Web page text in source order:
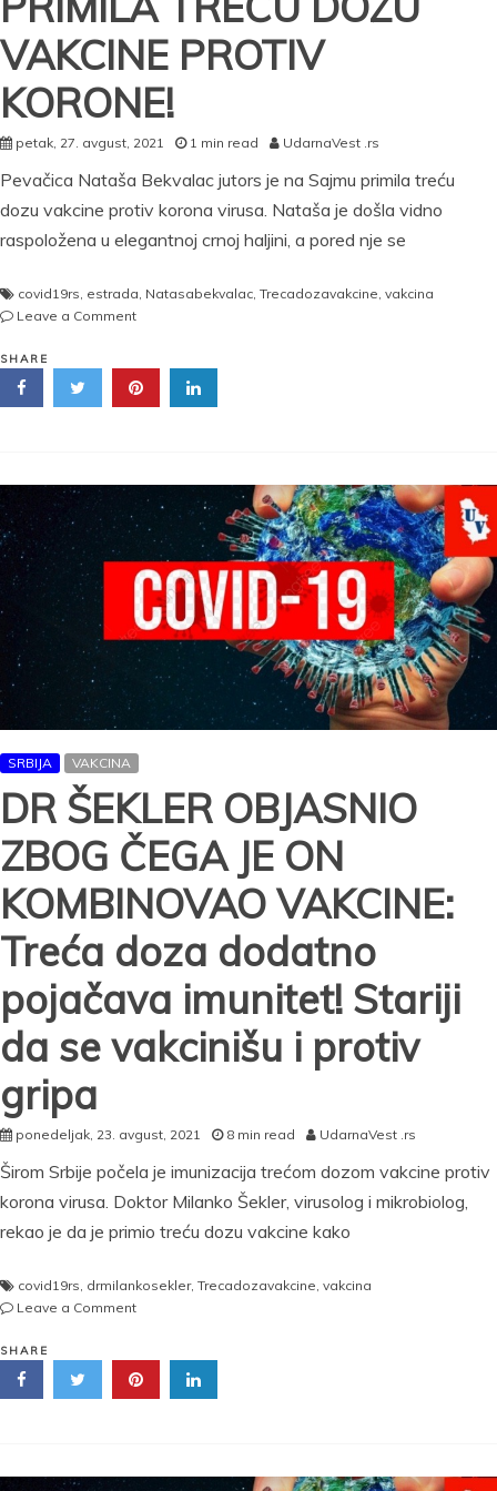
VAKCINE PROTIV
KORONE!
petak, 27. avgust, 2021 1 min read UdarnaVest .rs
Pevačica Nataša Bekvalac jutors je na Sajmu primila treću
dozu vakcine protiv korona virusa. Nataša je došla vidno
raspoložena u elegantnoj crnoj haljini, a pored nje se
covid19rs, estrada, Natasabekvalac, Trecadozavakcine, vakcina
Leave a Commenton
PRIMILA
TREĆU
SHARE
SRBIJA VAKCINA
DR ŠEKLER OBJASNIO
ZBOG ČEGA JE ON
KOMBINOVAO VAKCINE:
Treća doza dodatno
pojačava imunitet! Stariji
da se vakcinišu i protiv
gripa
ponedeljak, 23. avgust, 2021 8 min read UdarnaVest .rs
Širom Srbije počela je imunizacija trećom dozom vakcine protiv
korona virusa. Doktor Milanko Šekler, virusolog i mikrobiolog,
rekao je da je primio treću dozu vakcine kako
covid19rs drmilankosekler, Trecadozavakcine vakcina
Leave a Commenton
OBJASNIO
SHARE